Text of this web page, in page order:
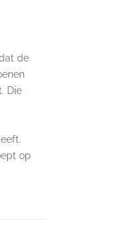
de
Die
op